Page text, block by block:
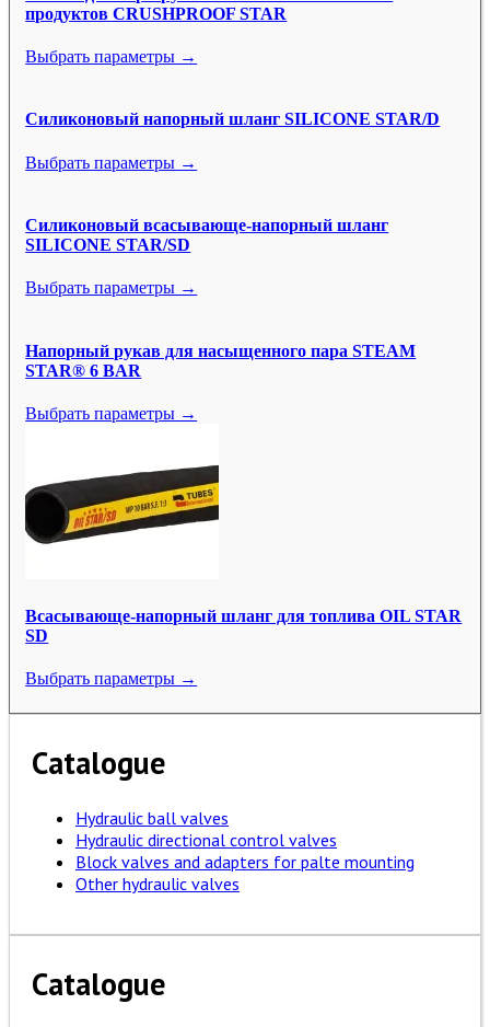
продуктов CRUSHPROOF STAR
Выбрать параметры →
Силиконовый напорный шланг SILICONE STAR/D
Выбрать параметры →
Силиконовый всасывающе-напорный шланг
SILICONE STAR/SD
Выбрать параметры →
Напорный рукав для насыщенного пара STEAM
STAR® 6 BAR
Выбрать параметры →
Всасывающе-напорный шланг для топлива OIL STAR
SD
Выбрать параметры →
Catalogue
Hydraulic ball valves
Hydraulic directional control valves
Block valves and adapters for palte mounting
Other hydraulic valves
Catalogue